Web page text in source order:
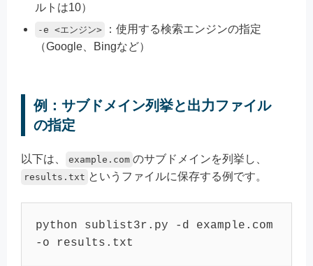
ルトは10）
-e <エンジン>
：使用する検索エンジンの指定
（Google、Bingなど）
例：サブドメイン列挙と出力ファイル
の指定
以下は、 example.com のサブドメインを列挙し、
results.txt というファイルに保存する例です。
python sublist3r.py -d example.com
-o results.txt